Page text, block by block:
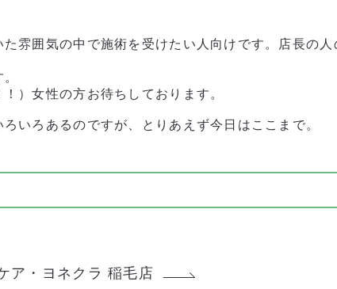
雰囲気の中で施術を受けたい人向けです。店長の人
）女性の方お待ちしております。
いろあるのですが、とりあえず今日はここまで。
ア・ヨネクラ 稲毛店